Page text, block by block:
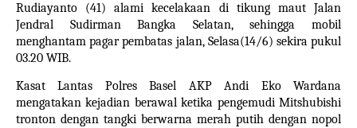
Rudiayanto (41) alami kecelakaan di tikung maut Jalan
Jendral SudirmanBangka Selatan, sehingga mobil
menghantam pagar pembatas jalan, Selasa(14/6) sekira pukul
03.20 WIB.
Kasat Lantas Polres Basel AKP Andi Eko Wardana
mengatakan kejadian berawal ketika pengemudi Mitshubishi
tronton dengan tangki berwarna merah putih dengan nopol